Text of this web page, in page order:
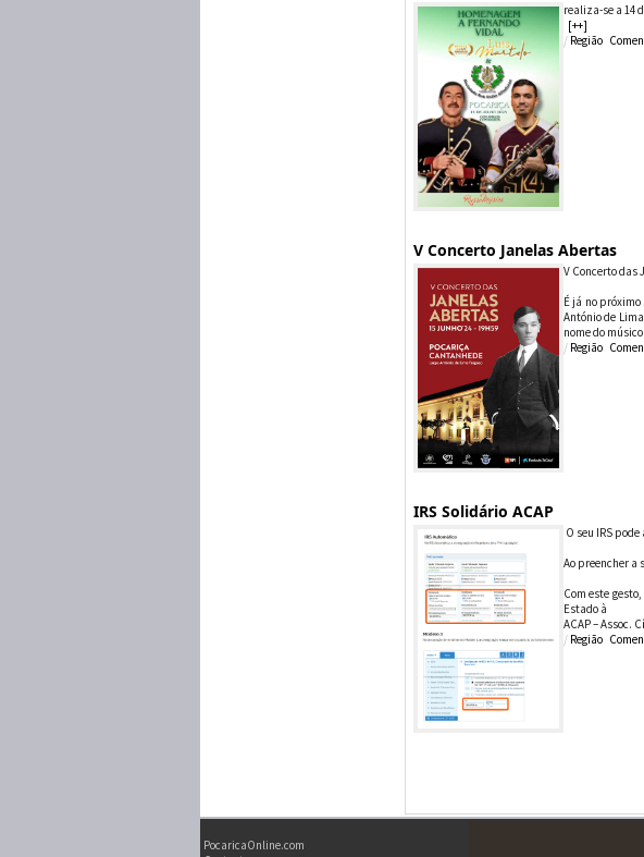
realiza-se a 14
[++]
/ Região
V Concerto Janelas Abertas
V Concerto das
É já no
António de
nome do
/ Região
IRS Solidário ACAP
O seu IRS
Ao preencher a
Com este
Estado à
ACAP – Assoc.
/ Região
PocaricaOnline.com